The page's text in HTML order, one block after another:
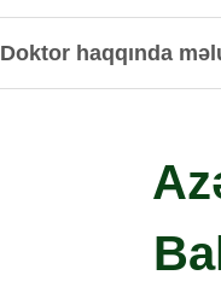
Doktor haqqında